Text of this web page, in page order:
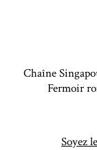
Chaîne
Fermoir
Soyez